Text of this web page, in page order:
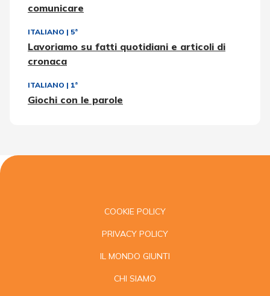
comunicare
ITALIANO | 5ª
Lavoriamo su fatti quotidiani e articoli di
cronaca
ITALIANO | 1ª
Giochi con le parole
COOKIE POLICY
PRIVACY POLICY
IL MONDO GIUNTI
CHI SIAMO